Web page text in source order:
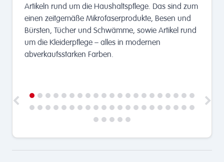
Artikeln rund um die Haushaltspflege. Das sind zum
einen zeitgemäße Mikrofaserprodukte, Besen und
Bürsten, Tücher und Schwämme, sowie Artikel rund
um die Kleiderpflege – alles in modernen
abverkaufsstarken Farben.